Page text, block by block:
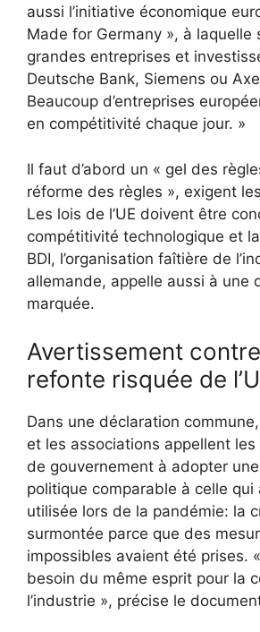
aussi l’initiative économique
Made for Germany », à laquelle
grandes entreprises et
Deutsche Bank, Siemens ou
Beaucoup d’entreprises
en compétitivité chaque jour. »
Il faut d’abord un « gel des
réforme des règles », exigent
Les lois de l’UE doivent être
compétitivité technologique et
BDI, l’organisation faîtière de
allemande, appelle aussi à une
marquée.
Avertissement
refonte risquée de
Dans une déclaration
et les associations appellent les
de gouvernement à adopter
politique comparable à celle qui
utilisée lors de la pandémie: la
surmontée parce que des
impossibles avaient été prises.
besoin du même esprit pour la
l’industrie », précise le